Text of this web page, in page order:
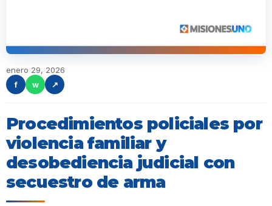
enero 29, 2026
f
w ↗
Procedimientos policiales por
violencia familiar y
desobediencia judicial con
secuestro de arma